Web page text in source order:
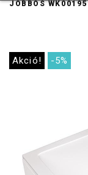
JOBBOS WK00195
Akció! -5%